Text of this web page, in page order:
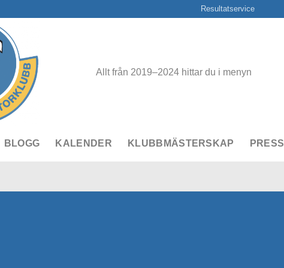
Resultatservice
Allt från 2019–2024 hittar du i menyn
BLOGG KALENDER KLUBBMÄSTERSKAP PRESS